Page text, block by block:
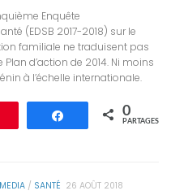
Enquête
(EDSB 2017-2018) sur le
familiale ne traduisent pas
d’action de 2014. Ni moins
à l’échelle internationale.
Partagez 0
PARTAGES
/ SANTÉ 26 AOÛT 2018